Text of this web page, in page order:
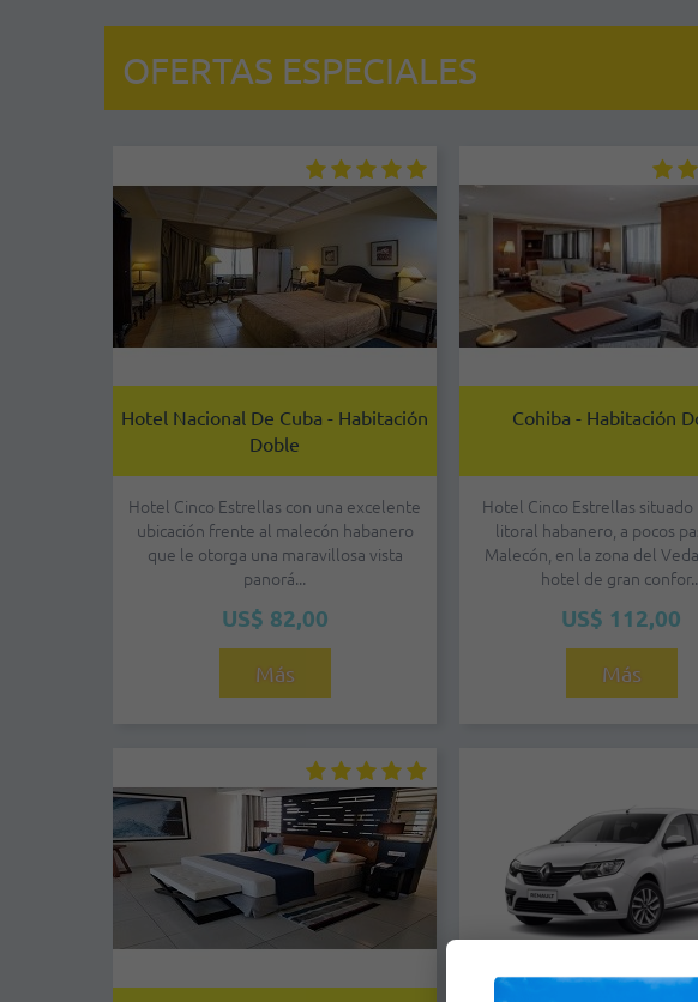
OFERTAS ESPECIALES
Hotel Nacional De Cuba - Habitación
Doble
Hotel Cinco Estrellas con una excelente
ubicación frente al malecón habanero
que le otorga una maravillosa vista
panorá...
US$ 82,00
Más
Cohiba - Habitación
Hotel Cinco Estrellas
litoral habanero, a pocos
Malecón, en la zona del
hotel de gran
US$ 112,00
Más